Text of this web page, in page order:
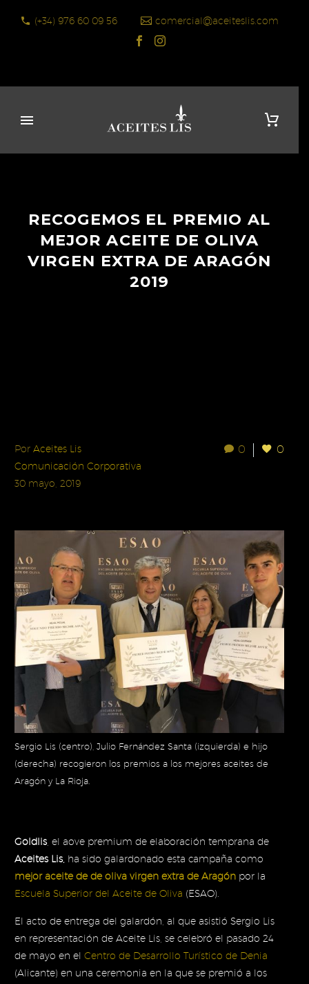
(+34) 976 60 09 56 comercial@aceiteslis.com
RECOGEMOS EL PREMIO AL
MEJOR ACEITE DE OLIVA
VIRGEN EXTRA DE ARAGÓN
2019
0 0
Por Aceites Lis
Comunicación Corporativa
30 mayo, 2019
Sergio Lis (centro), Julio Fernández Santa (izquierda) e hijo
(derecha) recogieron los premios a los mejores aceites de
Aragón y La Rioja.
Goldlis, el aove premium de elaboración temprana de
Aceites Lis, ha sido galardonado esta campaña como
mejor aceite de de oliva virgen extra de Aragón por la
Escuela Superior del Aceite de Oliva (ESAO).
El acto de entrega del galardón, al que asistió Sergio Lis
en representación de Aceite Lis, se celebró el pasado 24
de mayo en el Centro de Desarrollo Turístico de Denia
(Alicante) en una ceremonia en la que se premió a los